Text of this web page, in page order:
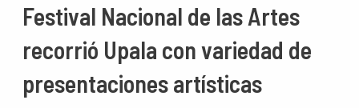
Festival Nacional de las Artes
recorrió Upala con variedad de
presentaciones artísticas